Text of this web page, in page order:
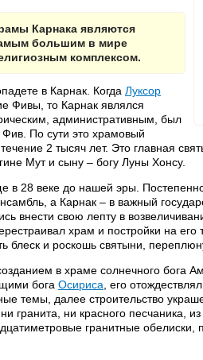
Карнака являются
большим в мире
комплексом.
в Карнак. Когда Луксор
Фивы, то Карнак являлся
административным, был
По сути это храмовый
2 тысяч лет. Это главная
Мут и сыну – богу Луны Хонсу.
в 28 веке до нашей эры.
а Карнак – в важный
внести свою лепту в
храм и постройки на его
блеск и роскошь святыни,
в храме солнечного бога
бога Осириса , его
темы, далее строительство
гранита, ни красного песчаника,
гранитные обелиски,